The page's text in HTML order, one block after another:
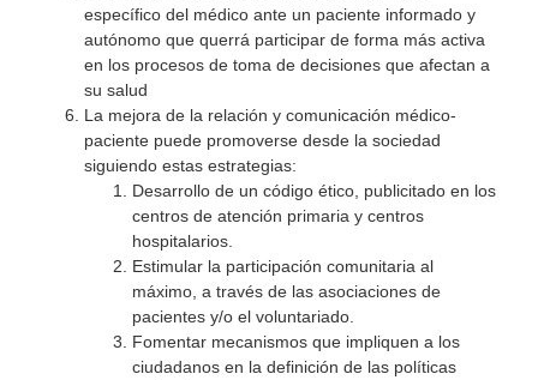
específico del médico ante un paciente informado y
autónomo que querrá participar de forma más activa
en los procesos de toma de decisiones que afectan a
su salud
La mejora de la relación y comunicación médico-
paciente puede promoverse desde la sociedad
siguiendo estas estrategias:
Desarrollo de un código ético, publicitado en los
centros de atención primaria y centros
hospitalarios.
Estimular la participación comunitaria al
máximo, a través de las asociaciones de
pacientes y/o el voluntariado.
Fomentar mecanismos que impliquen a los
ciudadanos en la definición de las políticas